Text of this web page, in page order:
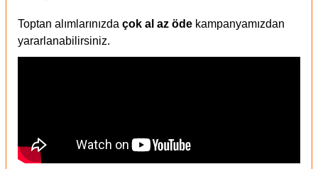
Toptan alımlarınızda çok al az öde kampanyamızdan
yararlanabilirsiniz.